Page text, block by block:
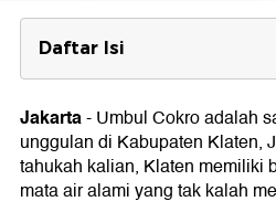
Daftar Isi
Wisata Umbul Cokro
Lokasi, Jam Buka, Harga
Wisata Alternatif Umbul
1. Umbul Manten
2. Umbul Pelem
Jakarta-Umbul Cokro adalah
unggulan di Kabupaten Klaten,
tahukah kalian, Klaten memiliki
mata air alami yang tak kalah